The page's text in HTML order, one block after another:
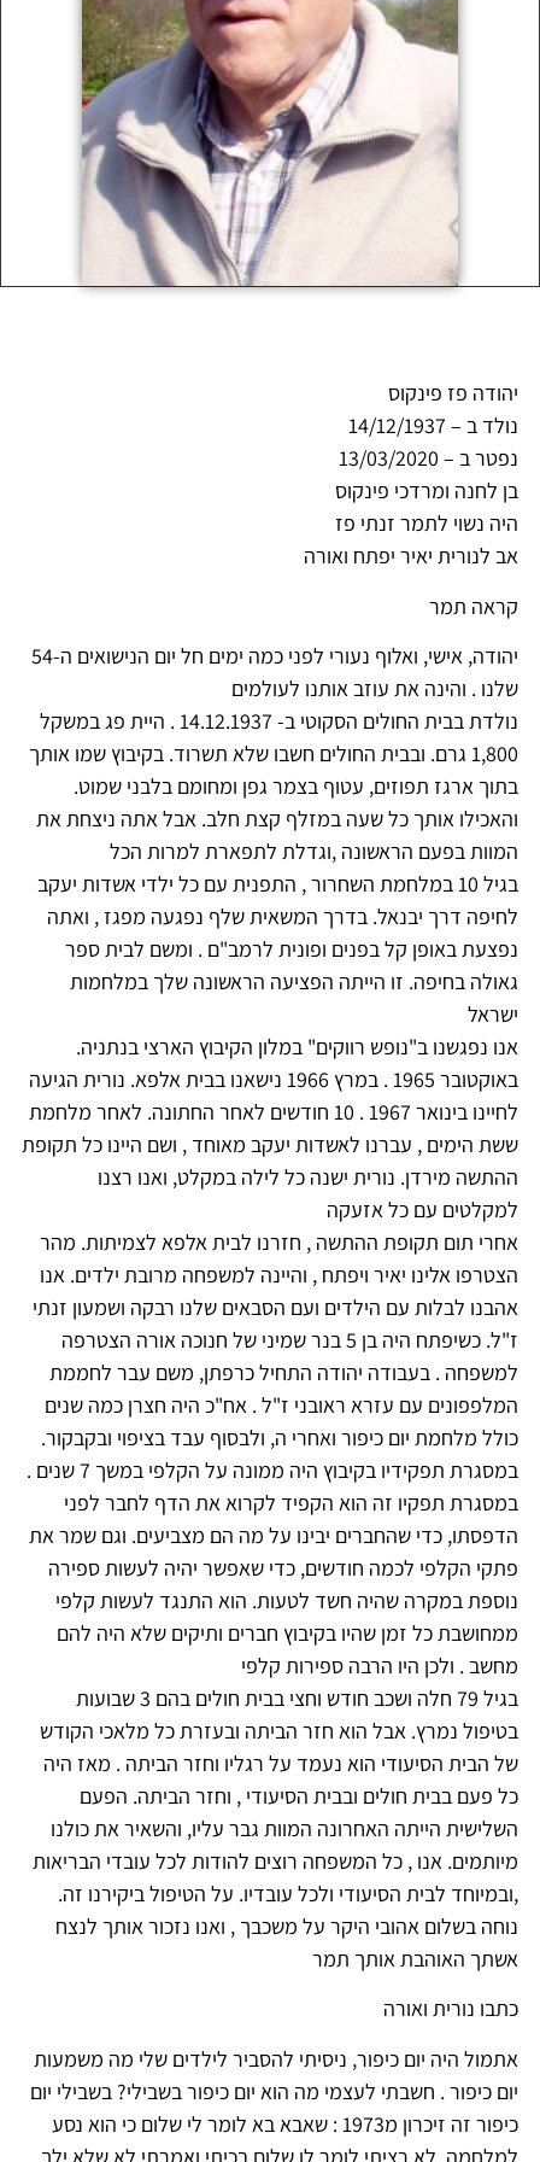
יהודה פז פינקוס
נולד ב – 14/12/1937
נפטר ב – 13/03/2020
בן לחנה ומרדכי פינקוס
היה נשוי לתמר זנתי פז
אב לנורית יאיר יפתח ואורה
קראה תמר
יהודה, אישי, ואלוף נעורי לפני כמה ימים חל יום הנישואים ה-54
שלנו . והינה את עוזב אותנו לעולמים
נולדת בבית החולים הסקוטי ב- 14.12.1937 . היית פג במשקל
1,800 גרם. ובבית החולים חשבו שלא תשרוד. בקיבוץ שמו אותך
בתוך ארגז תפוזים, עטוף בצמר גפן ומחומם בלבני שמוט.
והאכילו אותך כל שעה במזלף קצת חלב. אבל אתה ניצחת את
המוות בפעם הראשונה ,וגדלת לתפארת למרות הכל
בגיל 10 במלחמת השחרור , התפנית עם כל ילדי אשדות יעקב
לחיפה דרך יבנאל. בדרך המשאית שלף נפגעה מפגז , ואתה
נפצעת באופן קל בפנים ופונית לרמב"ם . ומשם לבית ספר
גאולה בחיפה. זו הייתה הפציעה הראשונה שלך במלחמות
ישראל
אנו נפגשנו ב"נופש רווקים" במלון הקיבוץ הארצי בנתניה.
באוקטובר 1965 . במרץ 1966 נישאנו בבית אלפא. נורית הגיעה
לחיינו בינואר 1967 . 10 חודשים לאחר החתונה. לאחר מלחמת
ששת הימים , עברנו לאשדות יעקב מאוחד , ושם היינו כל תקופת
ההתשה מירדן. נורית ישנה כל לילה במקלט, ואנו רצנו
למקלטים עם כל אזעקה
אחרי תום תקופת ההתשה , חזרנו לבית אלפא לצמיתות. מהר
הצטרפו אלינו יאיר ויפתח , והיינה למשפחה מרובת ילדים. אנו
אהבנו לבלות עם הילדים ועם הסבאים שלנו רבקה ושמעון זנתי
ז"ל. כשיפתח היה בן 5 בנר שמיני של חנוכה אורה הצטרפה
למשפחה . בעבודה יהודה התחיל כרפתן, משם עבר לחממת
המלפפונים עם עזרא ראובני ז"ל . אח"כ היה חצרן כמה שנים
כולל מלחמת יום כיפור ואחרי ה, ולבסוף עבד בציפוי ובקבקור.
במסגרת תפקידיו בקיבוץ היה ממונה על הקלפי במשך 7 שנים .
במסגרת תפקיו זה הוא הקפיד לקרוא את הדף לחבר לפני
הדפסתו, כדי שהחברים יבינו על מה הם מצביעים. וגם שמר את
פתקי הקלפי לכמה חודשים, כדי שאפשר יהיה לעשות ספירה
נוספת במקרה שהיה חשד לטעות. הוא התנגד לעשות קלפי
ממחושבת כל זמן שהיו בקיבוץ חברים ותיקים שלא היה להם
מחשב . ולכן היו הרבה ספירות קלפי
בגיל 79 חלה ושכב חודש וחצי בבית חולים בהם 3 שבועות
בטיפול נמרץ. אבל הוא חזר הביתה ובעזרת כל מלאכי הקודש
של הבית הסיעודי הוא נעמד על רגליו וחזר הביתה . מאז היה
כל פעם בבית חולים ובבית הסיעודי , וחזר הביתה. הפעם
השלישית הייתה האחרונה המוות גבר עליו, והשאיר את כולנו
מיותמים. אנו , כל המשפחה רוצים להודות לכל עובדי הבריאות
,ובמיוחד לבית הסיעודי ולכל עובדיו. על הטיפול ביקירנו זה.
נוחה בשלום אהובי היקר על משכבך , ואנו נזכור אותך לנצח
אשתך האוהבת אותך תמר
כתבו נורית ואורה
אתמול היה יום כיפור, ניסיתי להסביר לילדים שלי מה משמעות
יום כיפור . חשבתי לעצמי מה הוא יום כיפור בשבילי? בשבילי יום
כיפור זה זיכרון מ1973 : שאבא בא לומר לי שלום כי הוא נסע
למלחמה. לא רציתי לומר לו שלום בכיתי ואמרתי לא שלא ילך .